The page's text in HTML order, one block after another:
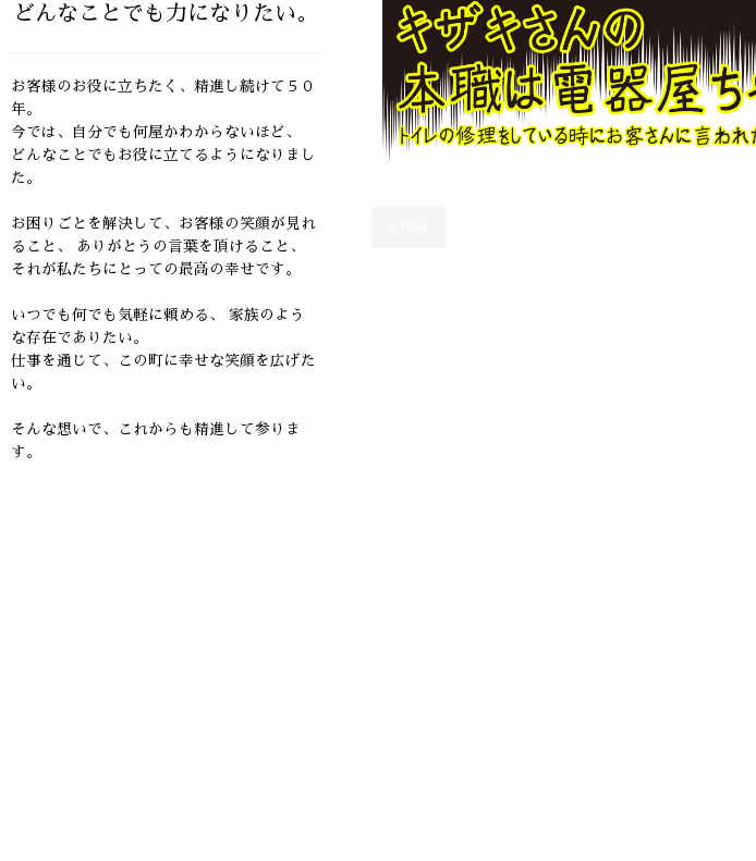
どんなことでも力になりたい。
お客様のお役に立ちたく、精進し続けて５０
年。
今では、自分でも何屋かわからないほど、
どんなことでもお役に立てるようになりまし
た。
お困りごとを解決して、お客様の笑顔が見れ
ること、
ありがとうの言葉を頂けること、
それが私たちにとっての最高の幸せです。
いつでも何でも気軽に頼める、 家族のよう
な存在でありたい。
仕事を通じて、この町に幸せな笑顔を広げた
い。
そんな想いで、これからも精進して参りま
す。